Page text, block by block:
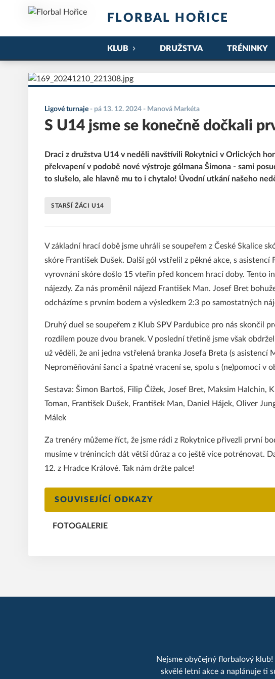
FLORBAL HOŘICE
KLUB DRUŽSTVA TRÉNINKY
Ligové turnaje - pá 13. 12. 2024 - Manová Markéta
S U14 jsme se konečně dočkali
Draci z družstva U14 v neděli navštívili Rokytnici v Orlických
překvapení v podobě nové výstroje gólmana Šimona - sami
to slušelo, ale hlavně mu to i chytalo! Úvodní utkání našeho
STARŠÍ ŽÁCI U14
V základní hrací době jsme uhráli se soupeřem z České Skalice
skóre František Dušek. Další gól vstřelil z pěkné akce, s
vyrovnání skóre došlo 15 vteřin před koncem hrací doby. Tento
nájezdy. Za nás proměnil nájezd František Man. Josef Bret
odcházíme s prvním bodem a výsledkem 2:3 po samostatných
Druhý duel se soupeřem z Klub SPV Pardubice pro nás skončil
rozdílem pouze dvou branek. V poslední třetině jsme však
už věděli, že ani jedna vstřelená branka Josefa Breta (s asistencí
Neproměňování šancí a špatné vracení se, spolu s (ne)pomocí v
Sestava: Šimon Bartoš, Filip Čížek, Josef Bret, Maksim Halchin,
Toman, František Dušek, František Man, Daniel Hájek, Oliver
Málek
Za trenéry můžeme říct, že jsme rádi z Rokytnice přivezli první
musíme v trénincích dát větší důraz a co ještě více potrénovat.
12. z Hradce Králové. Tak nám držte palce!
SOUVISEJÍCÍ ODKAZY
FOTOGALERIE
Nejsme obyčejný florbalový
skvělé letní akce a naplánuje ti